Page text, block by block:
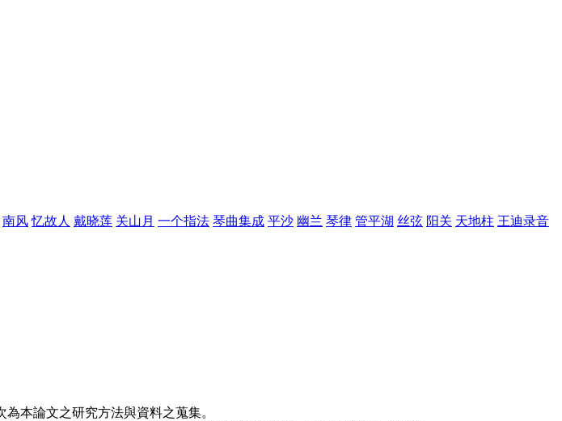
南风 忆故人 戴晓莲 关山月 一个指法 琴曲集成 平沙 幽兰 琴律 管平湖 丝弦 阳关 天地柱 王迪录音
本論文之研究方法與資料之蒐集。